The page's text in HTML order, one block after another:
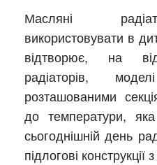
Масляні
використовувати в
відтворює, на
радіаторів,
розташованими
до температури,
сьогоднішній день
підлогові конструкції